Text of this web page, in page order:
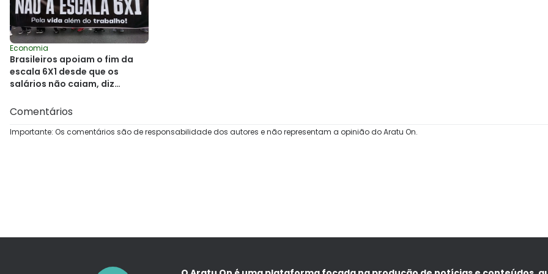
Economia
Brasileiros apoiam o fim da
escala 6X1 desde que os
salários não caiam, diz
Comentários
Importante: Os comentários são de responsabilidade dos autores e não representam a opinião do Aratu On.